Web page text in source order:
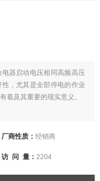
器启动电压相同高频高压
，尤其是全部停电的作业
着及其重要的现实意义。
厂商性质： 经销商
访 问 量： 2204